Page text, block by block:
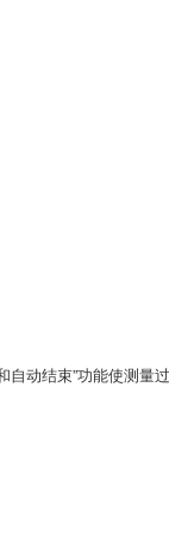
自动结束”功能使测量过